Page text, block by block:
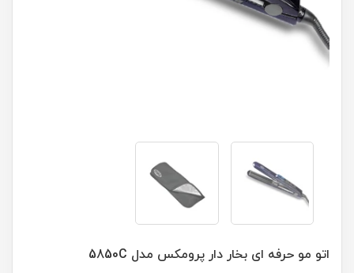
اتو مو حرفه ای بخار دار پرومکس مدل 5850C